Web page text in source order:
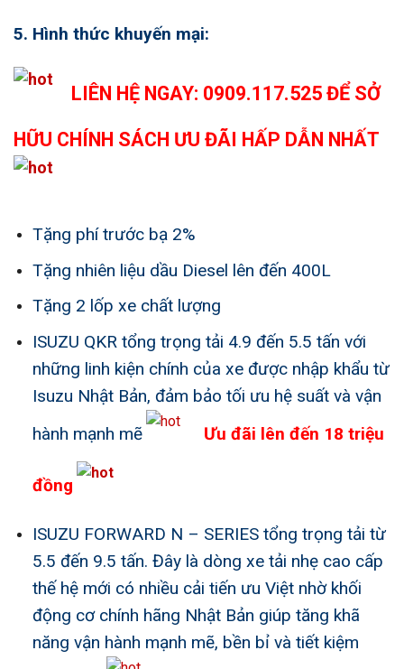
5. Hình thức khuyến mại:
LIÊN HỆ NGAY: 0909.117.525 ĐỂ SỞ
HỮU CHÍNH SÁCH ƯU ĐÃI HẤP DẪN NHẤT
Tặng phí trước bạ 2%
Tặng nhiên liệu dầu Diesel lên đến 400L
Tặng 2 lốp xe chất lượng
ISUZU QKRtổng trọng tải 4.9 đến 5.5 tấn với
những linh kiện chính của xe được nhập khẩu từ
Isuzu Nhật Bản, đảm bảo tối ưu hệ suất và vận
hành mạnh mẽ
Ưu đãi lên đến 18 triệu
đồng
ISUZU FORWARD N – SERIES tổng trọng tải từ
5.5 đến 9.5 tấn. Đây là dòng xe tải nhẹ cao cấp
thế hệ mới có nhiều cải tiến ưu Việt nhờ khối
động cơ chính hãng Nhật Bản giúp tăng khã
năng vận hành mạnh mẽ, bền bỉ và tiết kiệm